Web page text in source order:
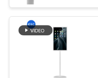
NOUS
Solutions